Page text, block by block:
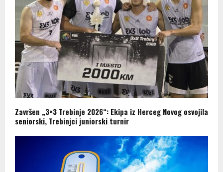
Završen „3×3 Trebinje 2026“: Ekipa iz Herceg Novog osvojila
seniorski, Trebinjci juniorski turnir